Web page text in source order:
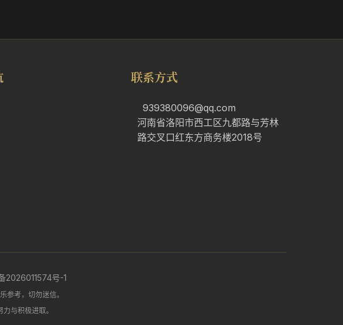
联系方式
939380096@qq.com
河南省洛阳市西工区九都路与芳林
路交叉口红东方商务楼2018号
2026011574号-1
参考，切勿迷信。
与积极进取。